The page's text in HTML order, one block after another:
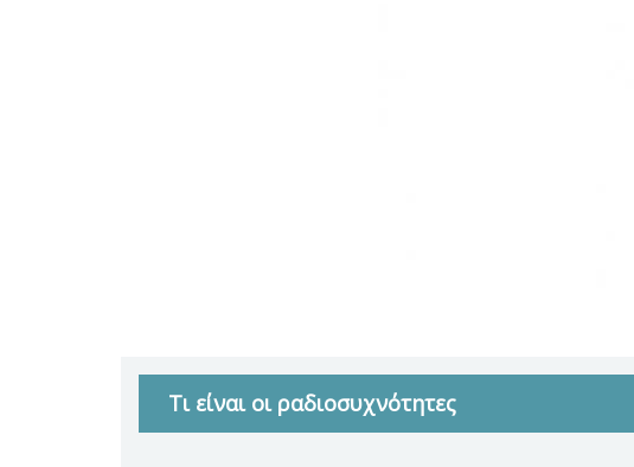
Τι είναι οι ραδιοσυχνότητες